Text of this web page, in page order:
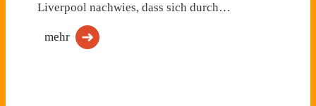
Liverpool nachwies, dass sich durch…
mehr